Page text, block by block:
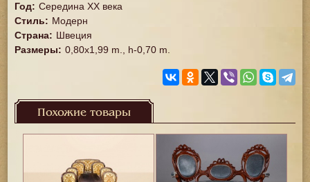
Год: Середина XX векa
Стиль: Модерн
Страна: Швеция
Размеры: 0,80x1,99 m., h-0,70 m.
Похожие товары